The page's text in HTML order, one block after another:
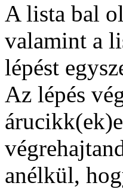
A lista bal
valamint a
lépést
Az lépés
anélkül,